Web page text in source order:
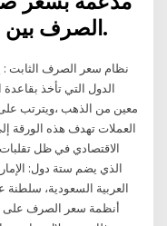
الصرف بين عملتي الشركاء التجاريين.
الدول التي تأخذ
معين من الذهب ،ويترتب
العملات تهدف هذه الورقة
الاقتصادي في ظل
الذي يضم ستة دول:
العربية السعودية، سلطنة
أنظمة سعر الصرف على